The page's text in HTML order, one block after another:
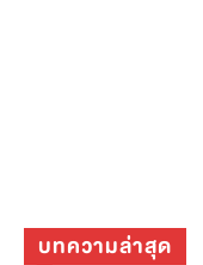
บทความล่าสุด